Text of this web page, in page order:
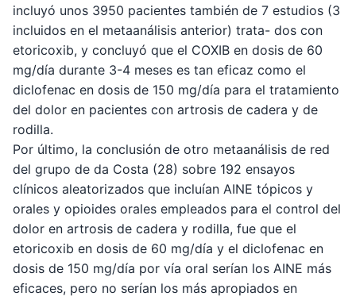
incluyó unos 3950 pacientes también de 7 estudios (3
incluidos en el metaanálisis anterior) trata- dos con
etoricoxib, y concluyó que el COXIB en dosis de 60
mg/día durante 3-4 meses es tan eficaz como el
diclofenac en dosis de 150 mg/día para el tratamiento
del dolor en pacientes con artrosis de cadera y de
rodilla.
Por último, la conclusión de otro metaanálisis de red
del grupo de da Costa (28) sobre 192 ensayos
clínicos aleatorizados que incluían AINE tópicos y
orales y opioides orales empleados para el control del
dolor en artrosis de cadera y rodilla, fue que el
etoricoxib en dosis de 60 mg/día y el diclofenac en
dosis de 150 mg/día por vía oral serían los AINE más
eficaces, pero no serían los más apropiados en